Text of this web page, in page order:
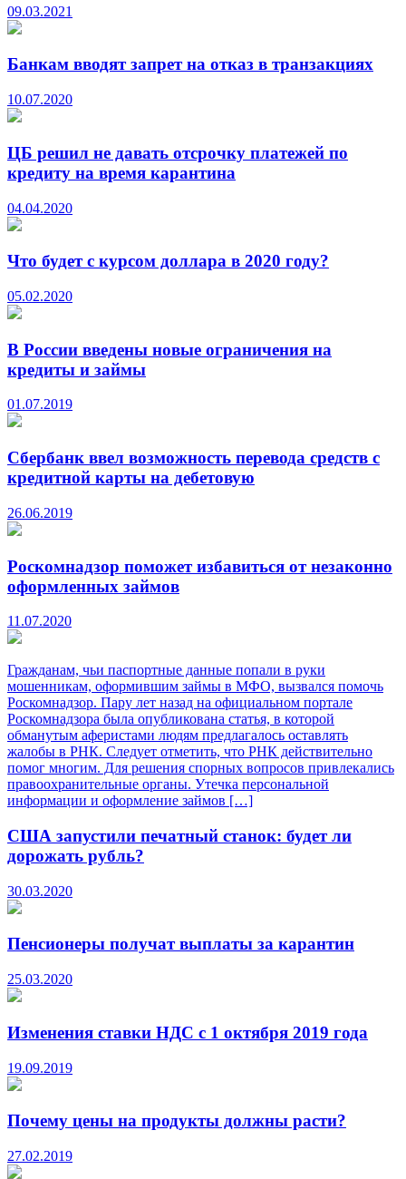
09.03.2021
Банкам вводят запрет на отказ в транзакциях
10.07.2020
ЦБ решил не давать отсрочку платежей по
кредиту на время карантина
04.04.2020
Что будет с курсом доллара в 2020 году?
05.02.2020
В России введены новые ограничения на
кредиты и займы
01.07.2019
Сбербанк ввел возможность перевода средств с
кредитной карты на дебетовую
26.06.2019
Роскомнадзор поможет избавиться от незаконно
оформленных займов
11.07.2020
Гражданам, чьи паспортные данные попали в руки
мошенникам, оформившим займы в МФО, вызвался помочь
Роскомнадзор. Пару лет назад на официальном портале
Роскомнадзора была опубликована статья, в которой
обманутым аферистами людям предлагалось оставлять
жалобы в РНК. Следует отметить, что РНК действительно
помог многим. Для решения спорных вопросов привлекались
правоохранительные органы. Утечка персональной
информации и оформление займов […]
США запустили печатный станок: будет ли
дорожать рубль?
30.03.2020
Пенсионеры получат выплаты за карантин
25.03.2020
Изменения ставки НДС с 1 октября 2019 года
19.09.2019
Почему цены на продукты должны расти?
27.02.2019